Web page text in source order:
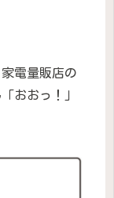
電量販店の
おおっ！」